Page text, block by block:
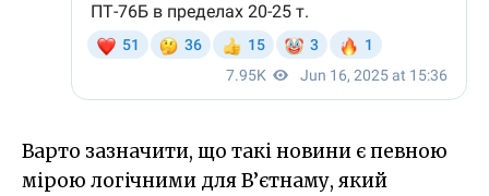
Варто зазначити, що такі новини є певною
мірою логічними для В’єтнаму, який